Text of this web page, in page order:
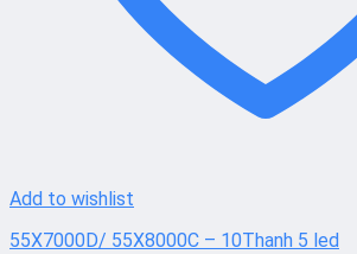
Add to wishlist
55X7000D/ 55X8000C – 10Thanh 5 led